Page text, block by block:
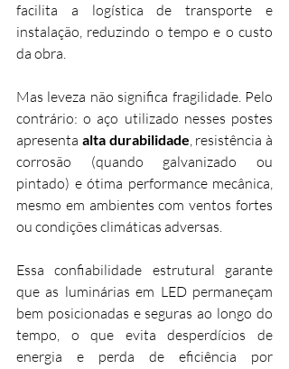
facilita a logística de transporte e
instalação, reduzindo o tempo e o custo
da obra.
Mas leveza não significa fragilidade. Pelo
contrário: o aço utilizado nesses postes
apresenta alta durabilidade, resistência à
corrosão (quando galvanizado ou
pintado) e ótima performance mecânica,
mesmo em ambientes com ventos fortes
ou condições climáticas adversas.
Essa confiabilidade estrutural garante
que as luminárias em LED permaneçam
bem posicionadas e seguras ao longo do
tempo, o que evita desperdícios de
energia e perda de eficiência por